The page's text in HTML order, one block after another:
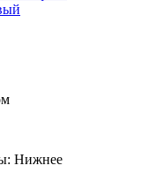
Нижнее